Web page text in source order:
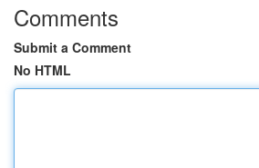
Comments
Submit a Comment
No HTML